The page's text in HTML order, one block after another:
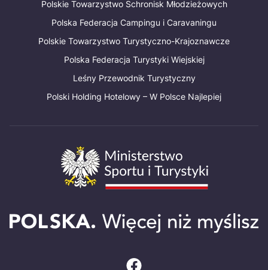
Polskie Towarzystwo Schronisk Młodzieżowych
Polska Federacja Campingu i Caravaningu
Polskie Towarzystwo Turystyczno-Krajoznawcze
Polska Federacja Turystyki Wiejskiej
Leśny Przewodnik Turystyczny
Polski Holding Hotelowy – W Polsce Najlepiej